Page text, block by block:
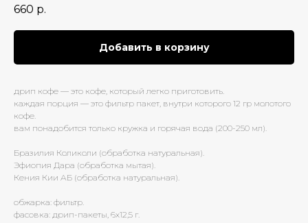
660 р.
Добавить в корзину
дрип кофе — это кофе, который легко приготовить.
каждая порция — это фильтр пакет, внутри которого 12 гр молотого
кофе.
вам понадобится только кружка и горячая вода (200-250 мл).
Бразилия Коликоли (обработка натуральная).
Эфиопия Дара (обработка мытая).
Кения Кии АБ (обработка натуральная).
обжарка: фильтр.
фасовка: дрип-пакеты, 6х12,5 г.